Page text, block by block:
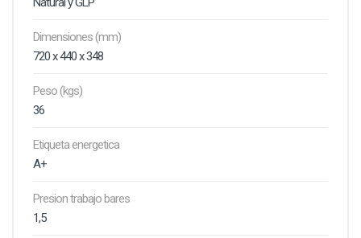
Dimensiones (mm)
720 x 440 x 348
Peso (kgs)
36
Etiqueta energetica
A+
Presion trabajo bares
1,5